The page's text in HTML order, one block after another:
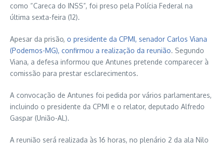
como “Careca do INSS”, foi preso pela Polícia Federal na
última sexta-feira (12).
Apesar da prisão, o presidente da CPMI, senador Carlos Viana
(Podemos-MG), confirmou a realização da reunião. Segundo
Viana, a defesa informou que Antunes pretende comparecer à
comissão para prestar esclarecimentos.
A convocação de Antunes foi pedida por vários parlamentares,
incluindo o presidente da CPMI e o relator, deputado Alfredo
Gaspar (União-AL).
A reunião será realizada às 16 horas, no plenário 2 da ala Nilo